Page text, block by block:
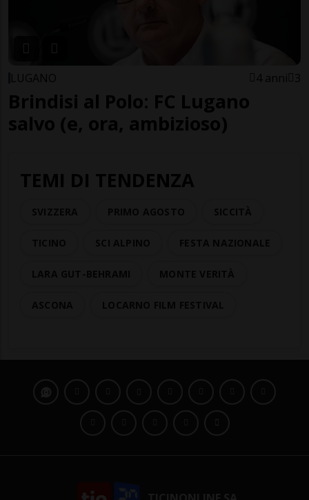
LUGANO 4 anni 3
Brindisi al Polo: FC Lugano
salvo (e, ora, ambizioso)
TEMI DI TENDENZA